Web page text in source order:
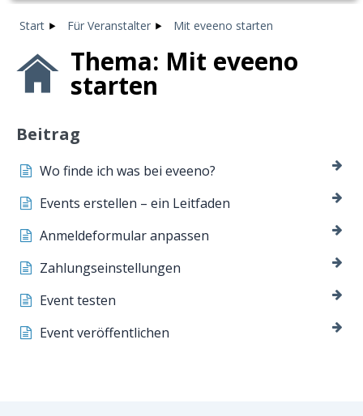
Start Für Veranstalter Mit eveeno starten
Thema: Mit eveeno
starten
Beitrag
Wo finde ich was bei eveeno?
Events erstellen – ein Leitfaden
Anmeldeformular anpassen
Zahlungseinstellungen
Event testen
Event veröffentlichen